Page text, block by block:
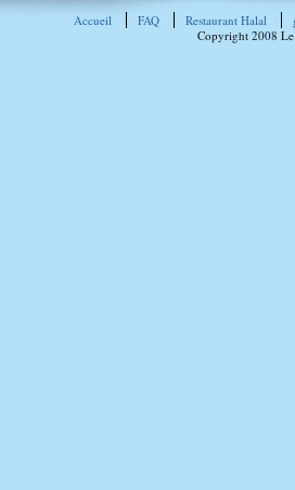
Accueil FAQ Restaurant Halal
Copyright 2008